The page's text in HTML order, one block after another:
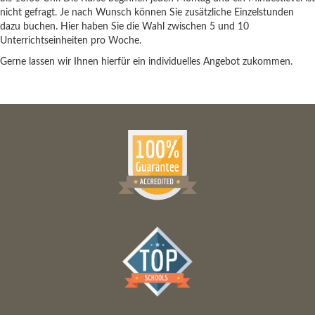
nicht gefragt. Je nach Wunsch können Sie zusätzliche Einzelstunden
dazu buchen. Hier haben Sie die Wahl zwischen 5 und 10
Unterrichtseinheiten pro Woche.
Gerne lassen wir Ihnen hierfür ein individuelles Angebot zukommen.